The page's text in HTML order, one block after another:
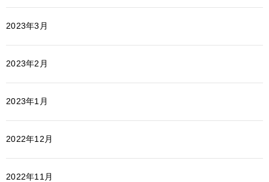
2023年3月
2023年2月
2023年1月
2022年12月
2022年11月